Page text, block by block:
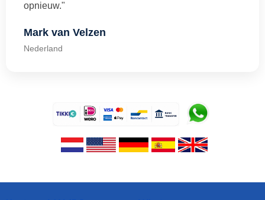
opnieuw."
Mark van Velzen
Nederland